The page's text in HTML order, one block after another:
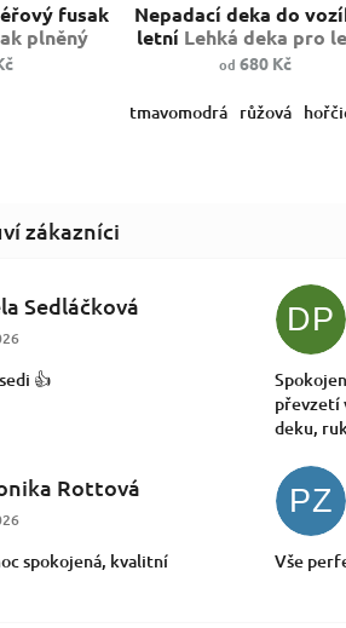
fusak
plněný
Nepadací deka do
letní Lehká deka pro
vyjížďky
od 680 Kč
tmavomodrá růžová
Sedláčková
obchodu je 5 z 5 hvězdiček.
👍
DP
převzetí
deku,
Rottová
obchodu je 5 z 5 hvězdiček.
spokojená, kvalitní
PZ
Vše